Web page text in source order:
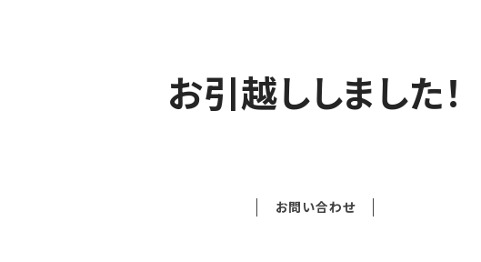
お引越ししました！
お問い合わせ